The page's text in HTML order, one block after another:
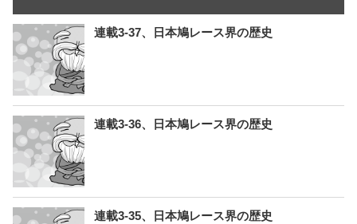
連載3-37、日本鳩レース界の歴史
連載3-36、日本鳩レース界の歴史
連載3-35、日本鳩レース界の歴史